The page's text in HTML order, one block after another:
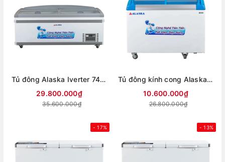
Tủ đông Alaska Iverter 740 lít KN-450
29.800.000₫
35.600.000₫
Tủ đông kính cong Alaska Inverter 355 lít KC-203S
10.600.000₫
26.800.000₫
- 17% - 13%